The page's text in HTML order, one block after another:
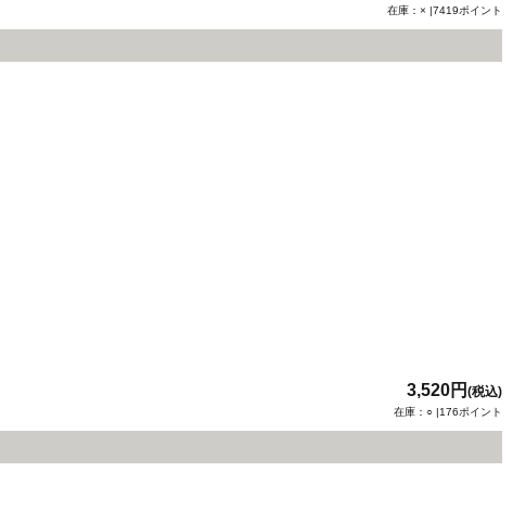
在庫：× |7419ポイント
3,520円 (税込)
在庫：○ |176ポイント